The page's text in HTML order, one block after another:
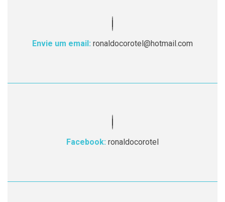
Envie um email: ronaldocorotel@hotmail.com
Facebook: ronaldocorotel